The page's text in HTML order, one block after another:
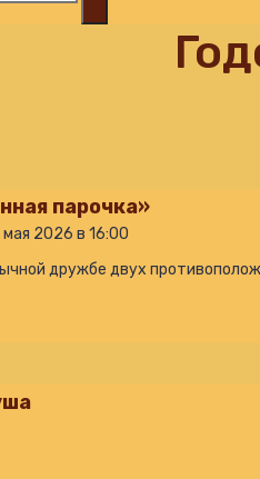
парочка»
мая 2026 в 16:00
дружбе двух